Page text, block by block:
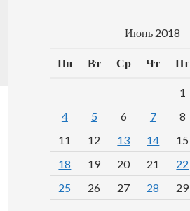
Июнь 2018
Пн Вт Ср Чт Пт
1
4
5 6 7 8
11
12 13 14 15
18
19 20 21 22
25
26 27 28 29